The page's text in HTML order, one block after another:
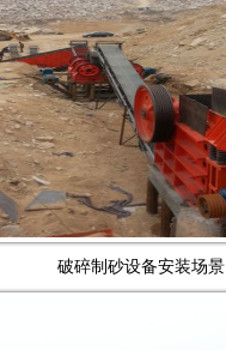
破碎制砂设备安装场景